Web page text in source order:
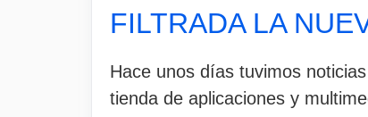
FILTRADA LA
Hace unos días tuvimos
tienda de aplicaciones y